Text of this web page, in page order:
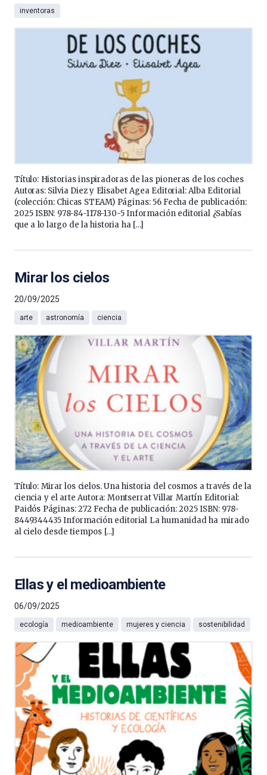
inventoras
Título: Historias inspiradoras de las pioneras de los coches
Autoras: Silvia Diez y Elisabet Agea Editorial: Alba Editorial
(colección: Chicas STEAM) Páginas: 56 Fecha de publicación:
2025 ISBN: 978-84-1178-130-5 Información editorial ¿Sabías
que a lo largo de la historia ha […]
Mirar los cielos
20/09/2025
arte astronomía ciencia
Título: Mirar los cielos. Una historia del cosmos a través de la
ciencia y el arte Autora: Montserrat Villar Martín Editorial:
Paidós Páginas: 272 Fecha de publicación: 2025 ISBN: 978-
8449344435 Información editorial La humanidad ha mirado
al cielo desde tiempos […]
Ellas y el medioambiente
06/09/2025
ecología medioambiente mujeres y ciencia sostenibilidad